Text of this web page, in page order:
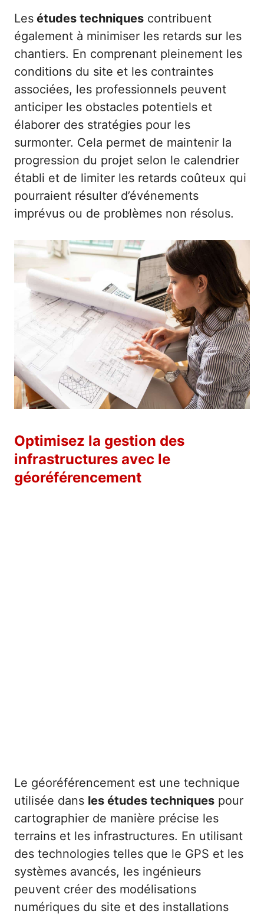
Les études techniques contribuent
également à minimiser les retards sur les
chantiers. En comprenant pleinement les
conditions du site et les contraintes
associées, les professionnels peuvent
anticiper les obstacles potentiels et
élaborer des stratégies pour les
surmonter. Cela permet de maintenir la
progression du projet selon le calendrier
établi et de limiter les retards coûteux qui
pourraient résulter d’événements
imprévus ou de problèmes non résolus.
Optimisez la gestion des
infrastructures avec le
géoréférencement
Le géoréférencement est une technique
utilisée dans les études techniques pour
cartographier de manière précise les
terrains et les infrastructures. En utilisant
des technologies telles que le GPS et les
systèmes avancés, les ingénieurs
peuvent créer des modélisations
numériques du site et des installations